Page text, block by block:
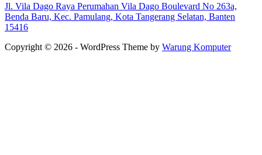
Jl. Vila Dago Raya Perumahan Vila Dago Boulevard No 263a,
Benda Baru, Kec. Pamulang, Kota Tangerang Selatan, Banten
15416
Copyright © 2026 - WordPress Theme by Warung Komputer